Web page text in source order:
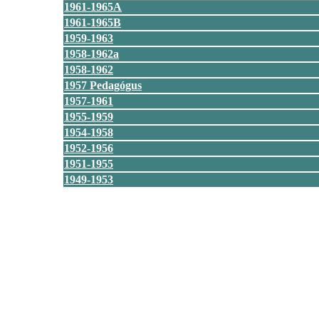
1961-1965A
1961-1965B
1959-1963
1958-1962a
1958-1962
1957 Pedagógus
1957-1961
1955-1959
1954-1958
1952-1956
1951-1955
1949-1953